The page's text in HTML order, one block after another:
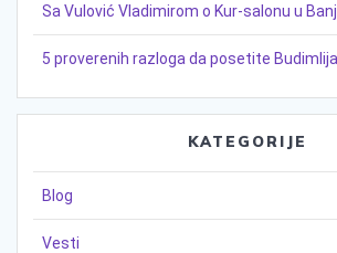
Sa Vulović Vladimirom o Kur-salonu u
5 proverenih razloga da posetite
KATEGORIJE
Blog
Vesti